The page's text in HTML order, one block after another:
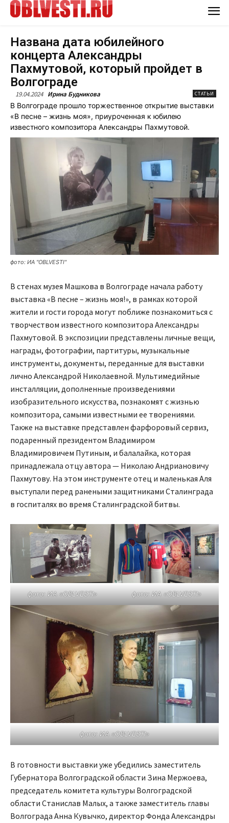
Названа дата юбилейного
концерта Александры
Пахмутовой, который пройдет в
Волгограде
19.04.2024 Ирина Будникова СТАТЬИ
В Волгограде прошло торжественное открытие выставки
«В песне – жизнь моя», приуроченная к юбилею
известного композитора Александры Пахмутовой.
фото: ИА "OBLVESTI"
В стенах музея Машкова в Волгограде начала работу
выставка «В песне – жизнь моя!», в рамках которой
жители и гости города могут поближе познакомиться с
творчеством известного композитора Александры
Пахмутовой. В экспозиции представлены личные вещи,
награды, фотографии, партитуры, музыкальные
инструменты, документы, переданные для выставки
лично Александрой Николаевной. Мультимедийные
инсталляции, дополненные произведениями
изобразительного искусства, познакомят с жизнью
композитора, самыми известными ее творениями.
Также на выставке представлен фарфоровый сервиз,
подаренный президентом Владимиром
Владимировичем Путиным, и балалайка, которая
принадлежала отцу автора — Николаю Андриановичу
Пахмутову. На этом инструменте отец и маленькая Аля
выступали перед ранеными защитниками Сталинграда
в госпиталях во время Сталинградской битвы.
фото: ИА «OBLVESTI» фото: ИА «OBLVESTI»
фото: ИА «OBLVESTI»
В готовности выставки уже убедились заместитель
Губернатора Волгоградской области Зина Мержоева,
председатель комитета культуры Волгоградской
области Станислав Малых, а также заместитель главы
Волгограда Анна Кувычко, директор Фонда Александры